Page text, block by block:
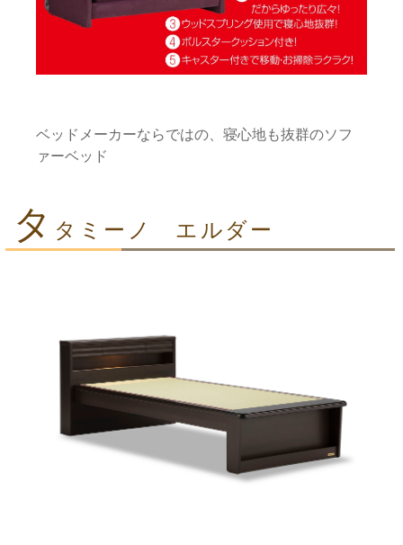
ベッドメーカーならではの、寝心地も抜群のソフ
ァーベッド
タ タミーノ エルダー